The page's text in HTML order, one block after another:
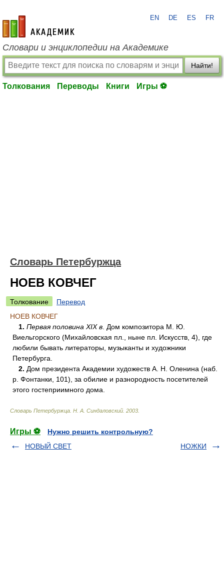
academic.ru
EN DE ES FR
Словари и энциклопедии на Академике
Найти!
Толкования Переводы Книги Игры ⚽
Словарь Петербуржца
НОЕВ КОВЧЕГ
Толкование
Перевод
НОЕВ КОВЧЕГ
1. Первая половина XIX в . Дом композитора М. Ю.
Виельгорского (Михайловская пл., ныне пл. Искусств, 4), где
любили бывать литераторы, музыканты и художники
Петербурга.
2. Дом президента Академии художеств А. Н. Оленина (наб.
р. Фонтанки, 101), за обилие и разнородность посетителей
этого гостеприимного дома.
Словарь Петербуржца Н. А. Синдаловский 2003
Игры ⚽
Нужно решить контрольную?
НОВЫЙ СВЕТ
НОЖКИ